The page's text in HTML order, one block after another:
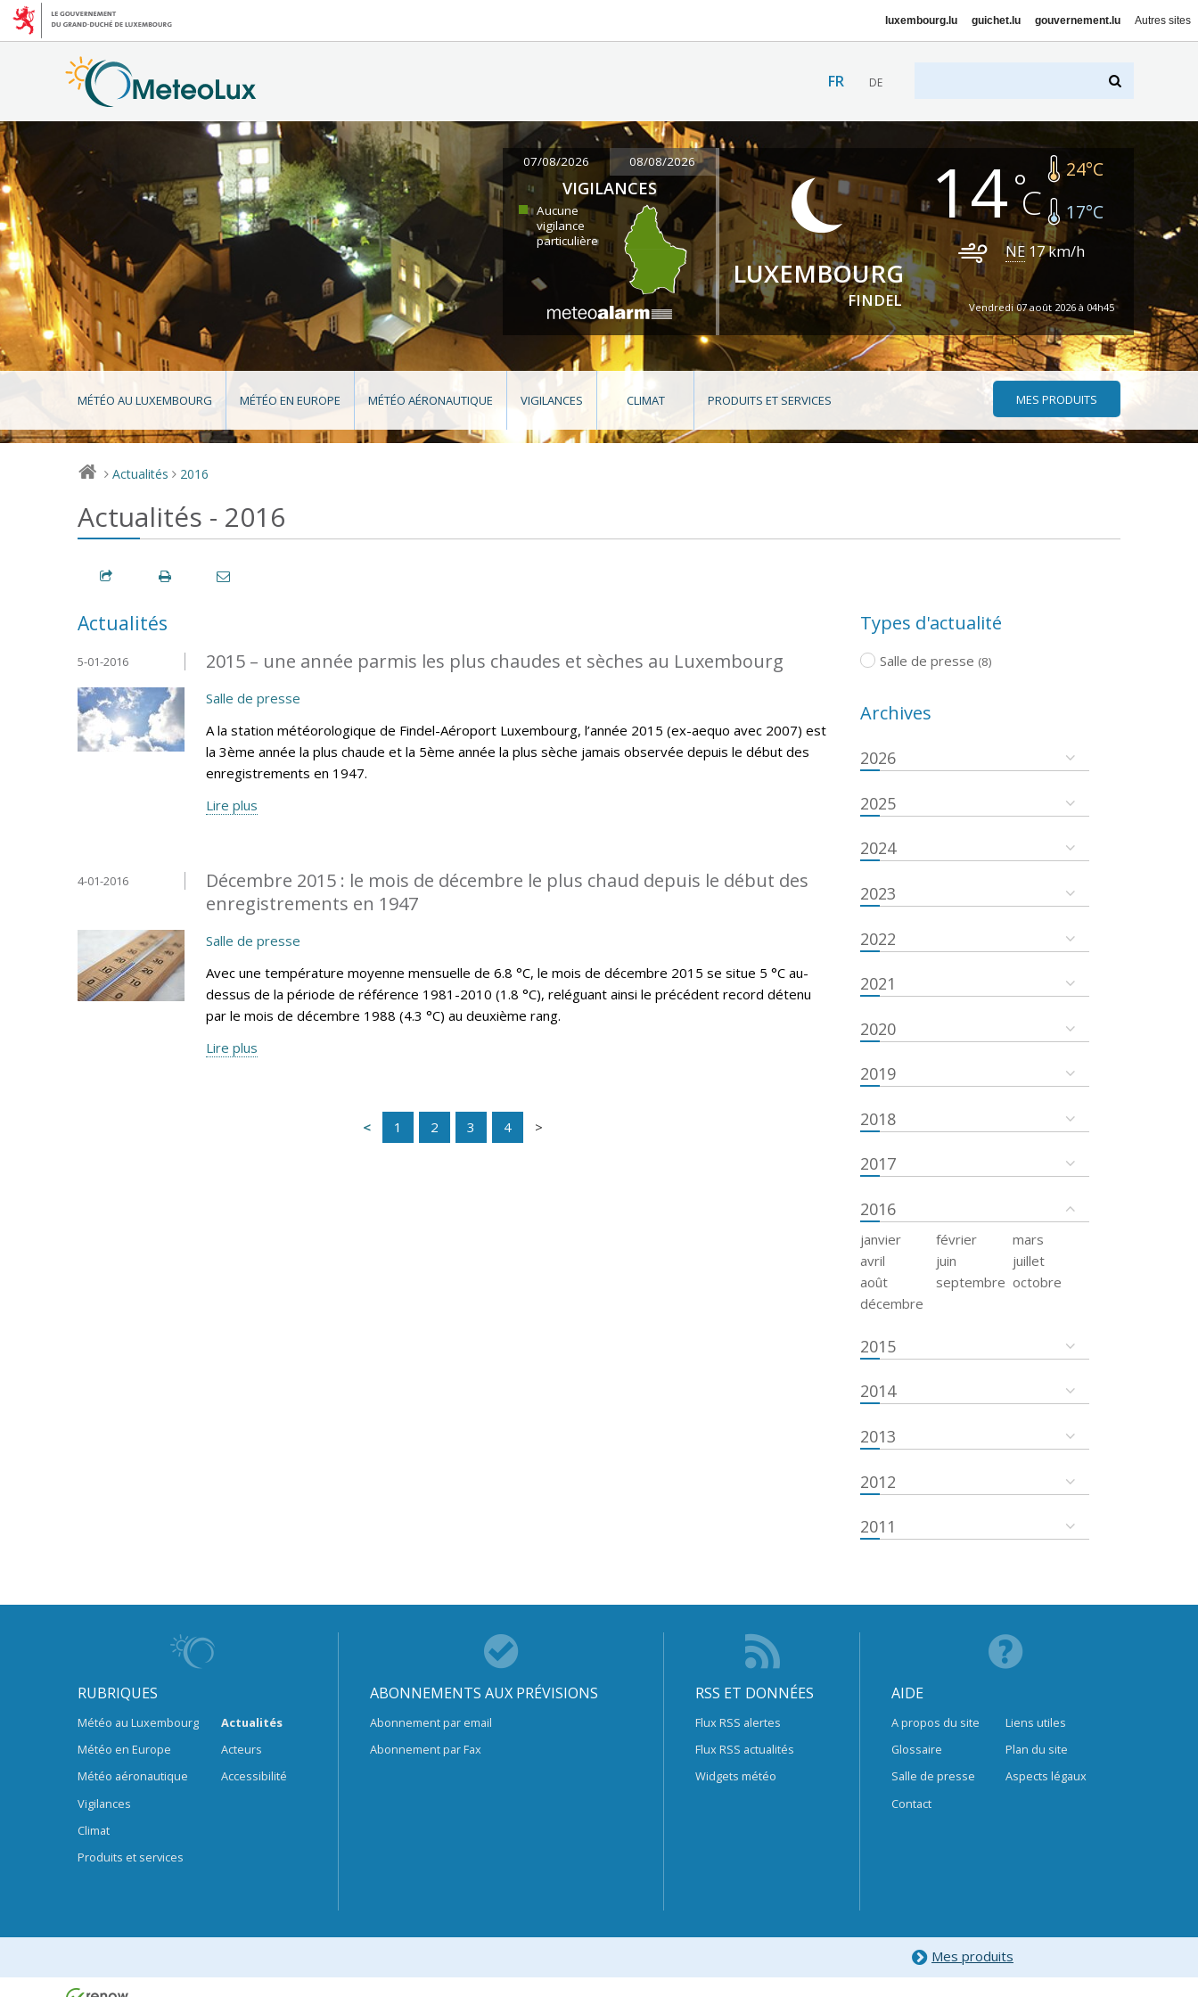
luxembourg.lu guichet.lu gouvernement.lu Autres sites
FR DE
07/08/2026 08/08/2026
VIGILANCES
Aucune
vigilance
particulière
LUXEMBOURG
FINDEL
14 24°C
17°C
NE 17km/h
Vendredi 07 août 2026 à 04h45
MÉTÉO AU LUXEMBOURG MÉTÉO EN EUROPE MÉTÉO AÉRONAUTIQUE VIGILANCES CLIMAT PRODUITS ET SERVICES MES PRODUITS
> Actualités > 2016
Actualités - 2016
Actualités
2015 – une année parmis les plus chaudes et sèches au Luxembourg
5-01-2016
Salle de presse
A la station météorologique de Findel-Aéroport Luxembourg, l’année 2015 (ex-aequo avec 2007) est
la 3ème année la plus chaude et la 5ème année la plus sèche jamais observée depuis le début des
enregistrements en 1947.
Lire plus
Décembre 2015 : le mois de décembre le plus chaud depuis le début des
enregistrements en 1947
4-01-2016
Salle de presse
Avec une température moyenne mensuelle de 6.8 °C, le mois de décembre 2015 se situe 5 °C au-
dessus de la période de référence 1981-2010 (1.8 °C), reléguant ainsi le précédent record détenu
par le mois de décembre 1988 (4.3 °C) au deuxième rang.
Lire plus
1 2 3 4
Types d'actualité
Salle de presse (8)
Archives
2026
2025
2024
2023
2022
2021
2020
2019
2018
2017
2016
janvier février
mars
avril
juin
juillet
août
septembre octobre
décembre
2015
2014
2013
2012
2011
RUBRIQUES
Météo au Luxembourg
Météo en Europe
Météo aéronautique
Vigilances
Climat
Produits et services
Actualités
Acteurs
Accessibilité
ABONNEMENTS AUX PRÉVISIONS
Abonnement par email
Abonnement par Fax
RSS ET DONNÉES
Flux RSS alertes
Flux RSS actualités
Widgets météo
AIDE
A propos du site
Glossaire
Salle de presse
Contact
Liens utiles
Plan du site
Aspects légaux
Mes produits